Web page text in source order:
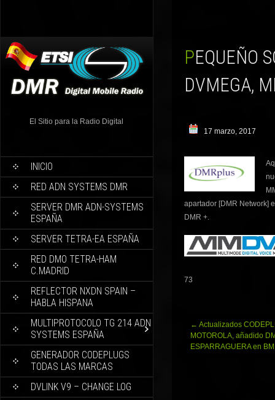
El Sitio para la Radio Digital
INICIO
RED ADN SYSTEMS DMR
SERVER DMR ADN-SYSTEMS
ESPAÑA
SERVER TETRA-EA ESPAÑA
RED DMO TETRA-HAM
C.MADRID
REFLECTOR NXDN SPAIN –
HABLA HISPANA
MULTIPROTOCOLO TG 214 ADN
SYSTEMS ESPAÑA
GENERADOR CODEPLUGS
TODAS LAS MARCAS
DVLINK V9 – CHANGE LOG
PEQUEÑO SCRIPT DE AYUDA CONFIGURAR NUESTO
DVMEGA,
17 marzo, 2017
apartador [DMR Network]
DMR +.
73
Navegación
de
entradas
← Actualizados
MOTOROLA, añadido
ESPARRAGUERA en